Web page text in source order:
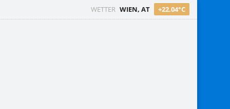
WETTER WIEN, AT +22.04°C